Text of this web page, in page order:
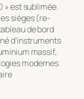
» est sublimée.
sièges (re-
de bord
d’instruments
massif,
modernes